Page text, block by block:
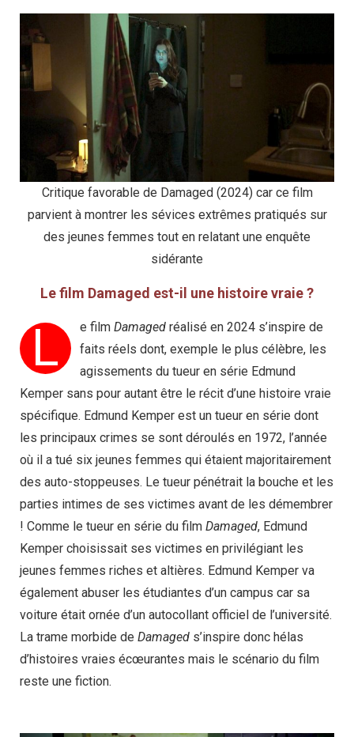
Critique favorable de Damaged (2024) car ce film
parvient à montrer les sévices extrêmes pratiqués sur
des jeunes femmes tout en relatant une enquête
sidérante
Le film Damaged est-il une histoire vraie ?
L e film Damaged réalisé en 2024 s’inspire de
faits réels dont, exemple le plus célèbre, les
agissements du tueur en série Edmund
Kemper sans pour autant être le récit d’une histoire vraie
spécifique. Edmund Kemper est un tueur en série dont
les principaux crimes se sont déroulés en 1972, l’année
où il a tué six jeunes femmes qui étaient majoritairement
des auto-stoppeuses. Le tueur pénétrait la bouche et les
parties intimes de ses victimes avant de les démembrer
! Comme le tueur en série du film Damaged, Edmund
Kemper choisissait ses victimes en privilégiant les
jeunes femmes riches et altières. Edmund Kemper va
également abuser les étudiantes d’un campus car sa
voiture était ornée d’un autocollant officiel de l’université.
La trame morbide de Damaged s’inspire donc hélas
d’histoires vraies écœurantes mais le scénario du film
reste une fiction.